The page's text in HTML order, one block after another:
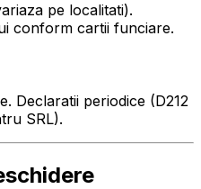
pe localitati).
conform cartii funciare.
Declaratii periodice (D212
SRL).